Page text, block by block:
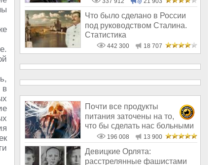
в
Что было сделано в России
под руководством Сталина.
Статистика
442 300 18 707
Почти все продукты
питания заточены на то,
что бы сделать нас больными
и бесплодным
196 008 13 900
Девицкие Орлята:
расстрелянные фашистами